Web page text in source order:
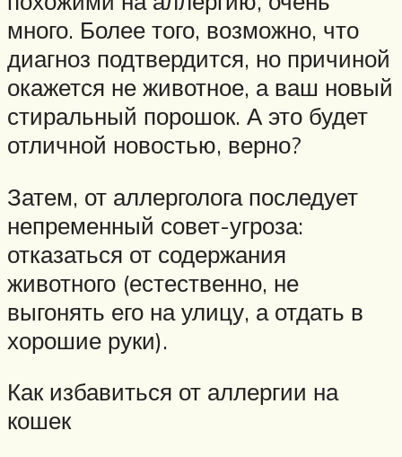
много. Более того, возможно, что
диагноз подтвердится, но причиной
окажется не животное, а ваш новый
стиральный порошок. А это будет
отличной новостью, верно?
Затем, от аллерголога последует
непременный совет-угроза:
отказаться от содержания
животного (естественно, не
выгонять его на улицу, а отдать в
хорошие руки).
Как избавиться от аллергии на
кошек